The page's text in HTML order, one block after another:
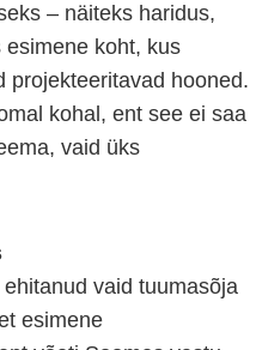
– näiteks haridus,
koht, kus
projekteeritavad hooned.
kohal, ent see ei saa
vaid üks
vaid tuumasõja
esimene